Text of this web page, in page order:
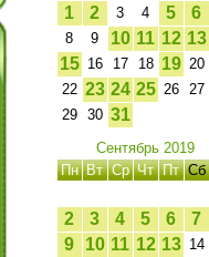
1 2 3 4 5 6
8 9 10 11 12 13
15 16 17 18 19 20
22 23 24 25 26
27
29
30 31
Сентябрь 2019
Пн Вт Ср Чт Пт Сб
2 3 4 5 6
7
9
10 11 12 13 14